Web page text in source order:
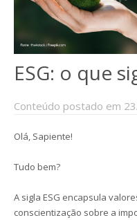
ESG: o que
Conteúdo postado em
Olá, Sapiente!
Tudo bem?
A sigla ESG encapsula
conscientização sobre a